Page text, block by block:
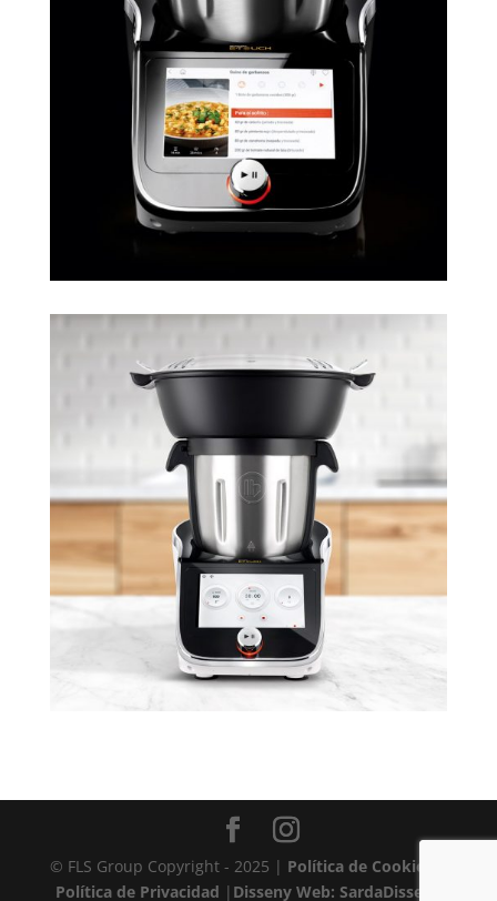
© FLS Group Copyright - 2025 | Política de Cookies
Política de Privacidad | Disseny Web: SardaDisseny